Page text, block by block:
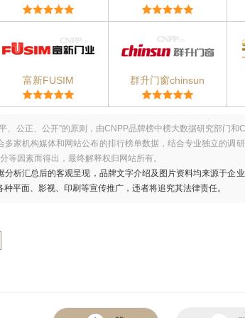
富新FUSIM 群升门窗chinsun
、公正、公开”的原则，由CNPP品牌榜中榜大数据研究部门
多家机构媒体和网站公布的排行榜单数据，结合专业独立的调
等因素而得出，最终解释权归网站所有。
分析汇总后的客观呈现，品牌文字介绍及图片资料均来源于企
平面、影视、印刷等宣传推广，违者将追究其法律责任。